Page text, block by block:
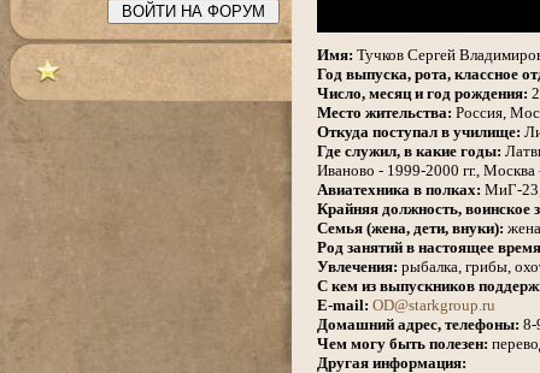
Имя: Тучков Сергей
Год выпуска, рота, классное
Число, месяц и год рождения:
Место жительства: Россия,
Откуда поступал в училище:
Где служил, в какие годы:
Иваново - 1999-2000 гг.,
Авиатехника в полках: МиГ-
Крайняя должность, воинское
Семья (жена, дети, внуки):
Род занятий в настоящее
Увлечения: рыбалка, грибы,
С кем из выпускников
E-mail: OD@starkgroup.ru
Домашний адрес, телефоны: 8-
Чем могу быть полезен:
Другая информация: